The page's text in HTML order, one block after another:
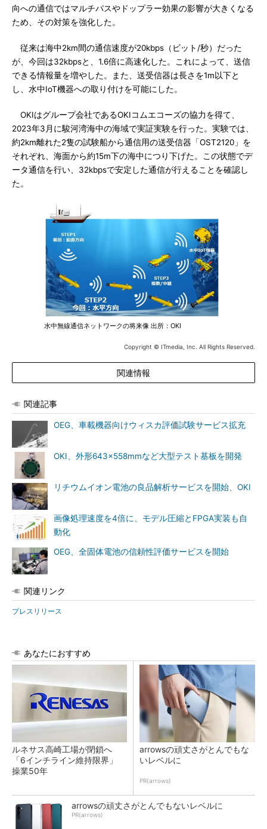
向への通信ではマルチパスやドップラー効果の影響が大きくなる
ため、その対策を強化した。
従来は海中2km間の通信速度が20kbps（ビット/秒）だった
が、今回は32kbpsと、1.6倍に高速化した。これによって、送信
できる情報量を増やした。また、送受信器は長さを1m以下と
し、水中IoT機器への取り付けを可能にした。
OKIはグループ会社であるOKIコムエコーズの協力を得て、
2023年3月に駿河湾海中の海域で実証実験を行った。実験では、
約2km離れた2隻の試験船から通信用の送受信器「OST2120」を
それぞれ、海面から約15m下の海中につり下げた。この状態でデ
ータ通信を行い、32kbpsで安定した通信が行えることを確認し
た。
水中無線通信ネットワークの将来像 出所：OKI
Copyright © ITmedia, Inc. All Rights Reserved.
関連情報
関連記事
OEG、車載機器向けウィスカ評価試験サービス拡充
OKI、外形643×558mmなど大型テスト基板を開発
リチウムイオン電池の良品解析サービスを開始、OKI
画像処理速度を4倍に、モデル圧縮とFPGA実装も自
動化
OEG、全固体電池の信頼性評価サービスを開始
関連リンク
プレスリリース
あなたにおすすめ
ルネサス高崎工場が閉鎖へ
「6インチライン維持限界」
操業50年
arrowsの頑丈さがとんでもな
いレベルに
PR(arrows)
arrowsの頑丈さがとんでもないレベルに
PR(arrows)